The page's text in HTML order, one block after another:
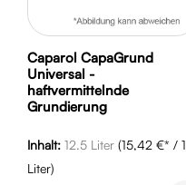
Caparol CapaGrund
Universal -
haftvermittelnde
Grundierung
Inhalt: 12.5 Liter (15,42 €* / 1
Liter)